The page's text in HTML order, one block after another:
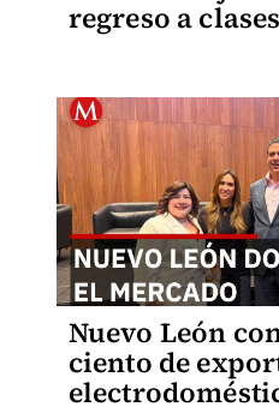
regreso a clases
Nuevo León
ciento de